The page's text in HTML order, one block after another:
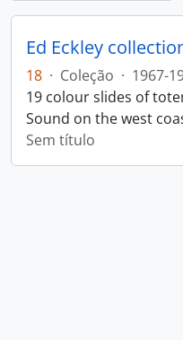
Ed Eckley
18 · Coleção · 1967-
19 colour slides of
Sound on the west
Sem título